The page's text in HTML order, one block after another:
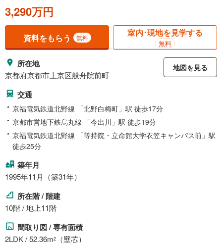
3,290万円
資料をもらう 無料 室内･現地を見学する
無料
所在地
京都府京都市上京区般舟院前町
地図を見る
交通
京福電気鉄道北野線 「北野白梅町」駅 徒歩17分
京都市営地下鉄烏丸線 「今出川」駅 徒歩19分
京福電気鉄道北野線 「等持院・立命館大学衣笠キャンパス前」駅
徒歩25分
築年月
1995年11月（築31年）
所在階 / 階建
10階 / 地上11階
間取り図 / 専有面積
2LDK / 52.36m2 （壁芯）